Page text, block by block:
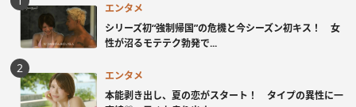
エンタメ
シリーズ初“強制帰国”の危機と今シーズン初キス！ 女
性が沼るモテテク勃発で...
エンタメ
本能剥き出し、夏の恋がスタート！ タイプの異性に一